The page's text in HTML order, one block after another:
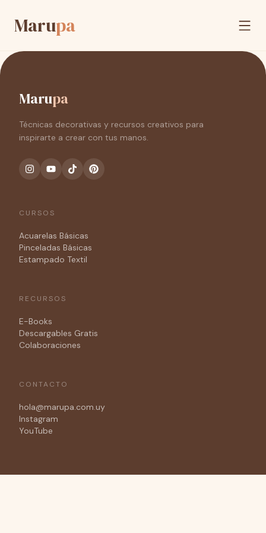
Marupa
Marupa
Técnicas decorativas y recursos creativos para
inspirarte a crear con tus manos.
CURSOS
Acuarelas Básicas
Pinceladas Básicas
Estampado Textil
RECURSOS
E-Books
Descargables Gratis
Colaboraciones
CONTACTO
hola@marupa.com.uy
Instagram
YouTube